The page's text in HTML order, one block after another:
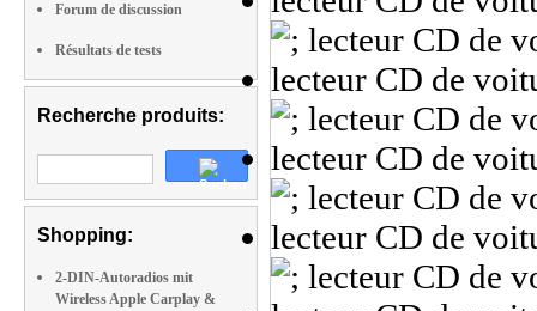
Forum de discussion
Résultats de tests
Recherche produits:
Shopping:
2-DIN-Autoradios mit
Wireless Apple Carplay &